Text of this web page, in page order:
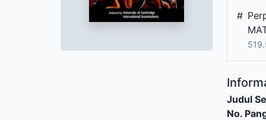
#
Judul
No.